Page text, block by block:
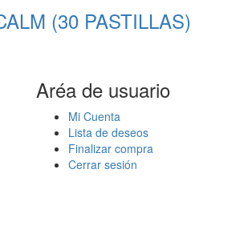
(30 PASTILLAS)
Aréa de usuario
Mi Cuenta
Lista de deseos
Finalizar compra
Cerrar sesión